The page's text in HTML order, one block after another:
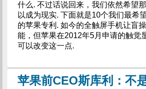
什么. 不过话说回来，我们依然希望
以成为现实. 下面就是10个我们最希
的苹果专利. 如今的全触屏手机让盲
能，但苹果在2012年5月申请的触觉
可以改变这一点.
苹果前CEO斯库利：不